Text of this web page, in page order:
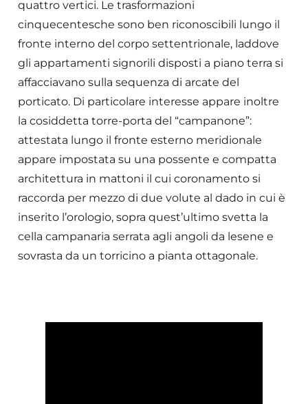
quattro vertici. Le trasformazioni
cinquecentesche sono ben riconoscibili lungo il
fronte interno del corpo settentrionale, laddove
gli appartamenti signorili disposti a piano terra si
affacciavano sulla sequenza di arcate del
porticato. Di particolare interesse appare inoltre
la cosiddetta torre-porta del “campanone”:
attestata lungo il fronte esterno meridionale
appare impostata su una possente e compatta
architettura in mattoni il cui coronamento si
raccorda per mezzo di due volute al dado in cui è
inserito l’orologio, sopra quest’ultimo svetta la
cella campanaria serrata agli angoli da lesene e
sovrasta da un torricino a pianta ottagonale.